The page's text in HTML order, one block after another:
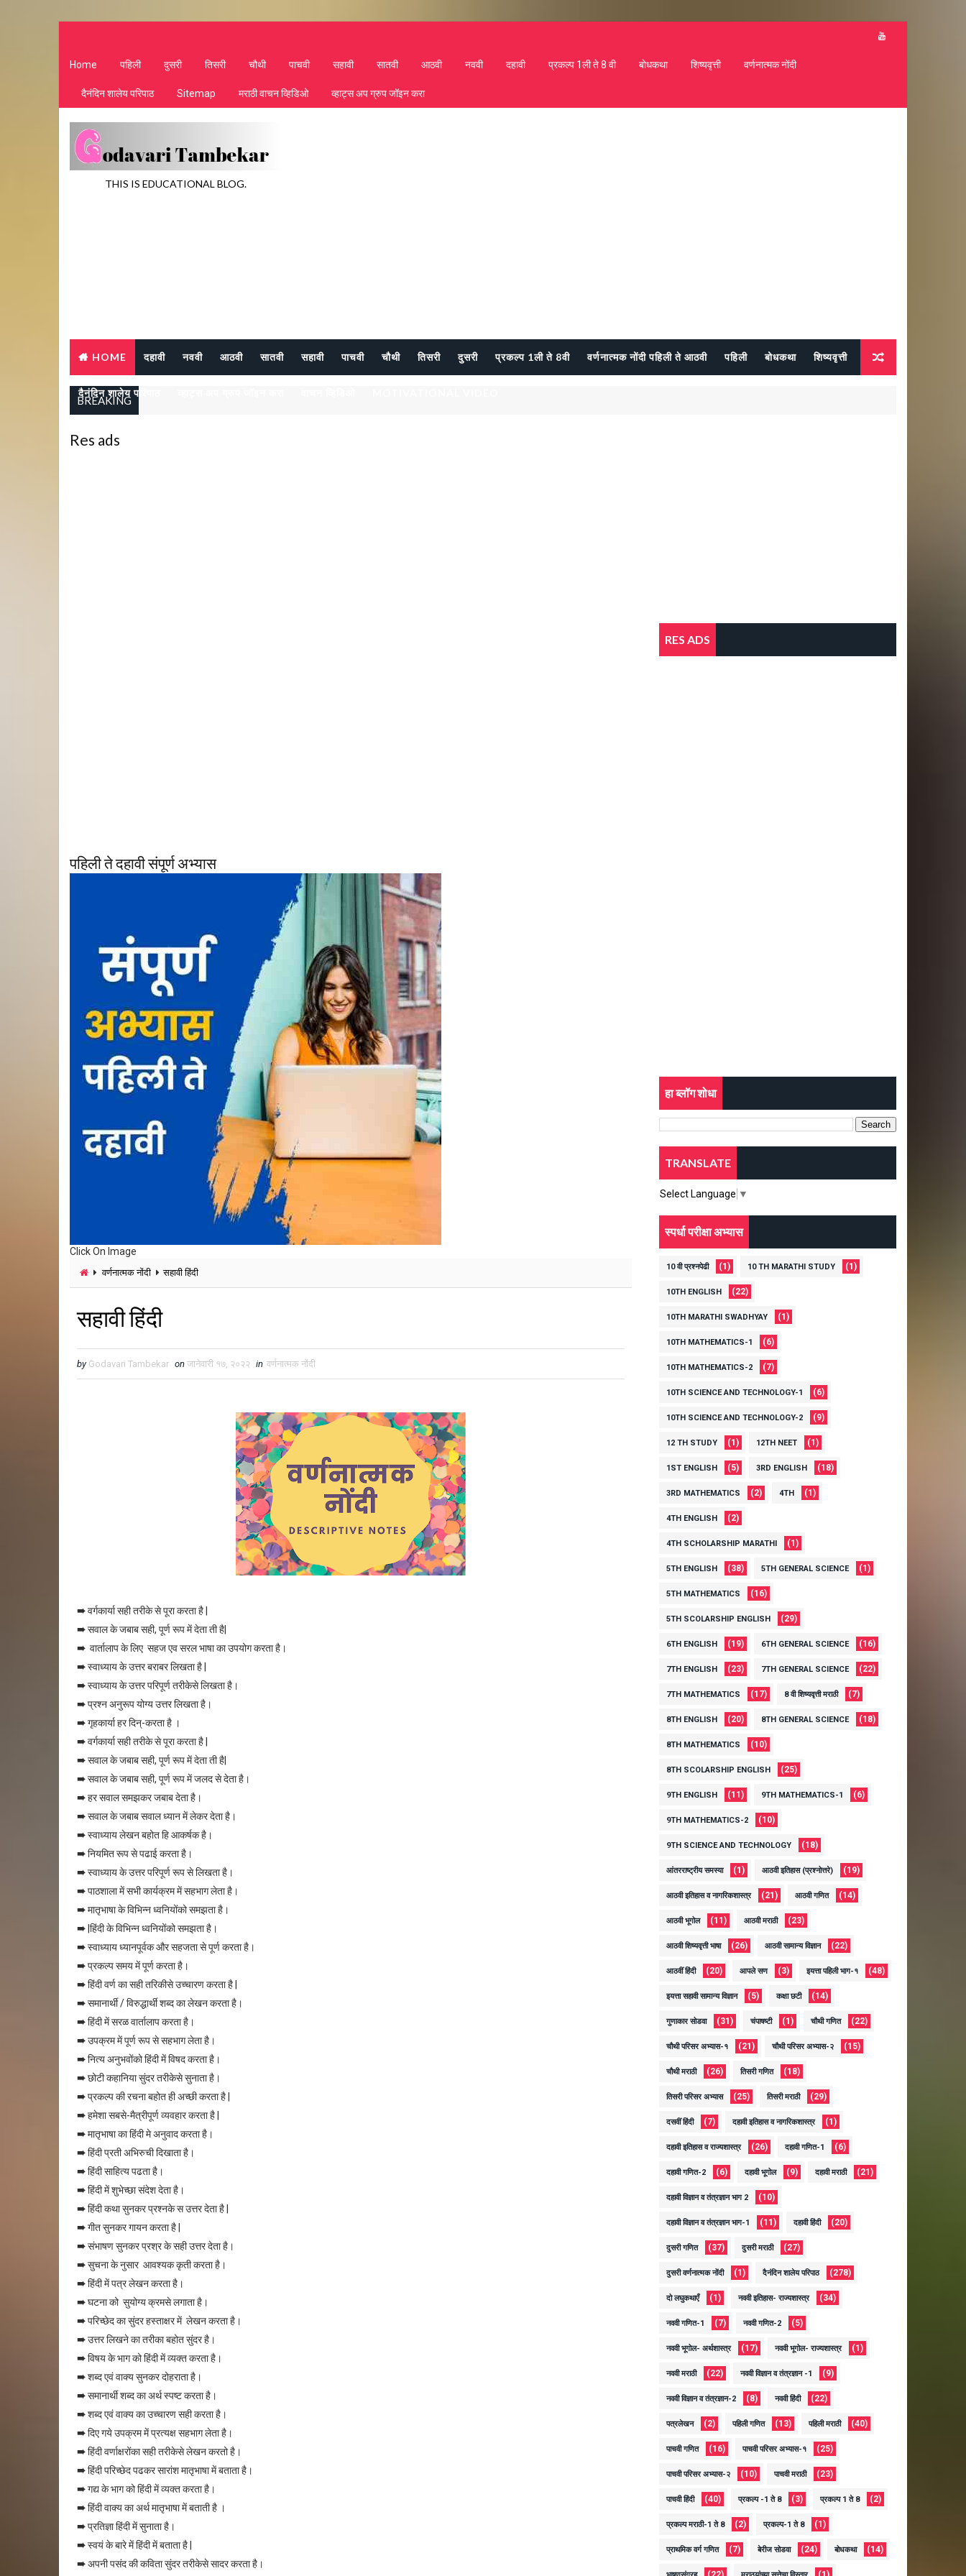
Home पहिली दुसरी तिसरी चौथी पाचवी सहावी सातवी आठवी नववी दहावी प्रकल्प 1ली ते 8 वी बोधकथा शिष्यवृत्ती वर्णनात्मक नोंदी
दैनंदिन शालेय परिपाठ Sitemap मराठी वाचन व्हिडिओ व्हाट्स अप ग्रुप जॉइन करा
THIS IS EDUCATIONAL BLOG.
HOME दहावी नववी आठवी सातवी सहावी पाचवी चौथी तिसरी दुसरी प्रकल्प 1ली ते 8वी वर्णनात्मक नोंदी पहिली ते आठवी पहिली बोधकथा शिष्यवृत्ती
दैनंदिन शालेय परिपाठ
BREAKING
Res ads
पहिली ते दहावी संपूर्ण अभ्यास
Click On Image
वर्णनात्मक नोंदी सहावी हिंदी
सहावी हिंदी
by Godavari Tambekar on जानेवारी १७, २०२२ in वर्णनात्मक नोंदी
➠वर्गकार्या सही तरीके से पूरा करता है |
➠सवाल के जबाब सही, पूर्ण रूप में देता ती है|
➠ वार्तालाप के लिए सहज एव सरल भाषा का उपयोग करता है।
➠स्वाध्याय के उत्तर बराबर लिखता है |
➠स्वाध्याय के उत्तर परिपूर्ण तरीकेसे लिखता है।
➠प्रश्न अनुरूप योग्य उत्तर लिखता है।
➠गृहकार्या हर दिन्-करता है ।
➠वर्गकार्या सही तरीके से पूरा करता है |
➠सवाल के जबाब सही, पूर्ण रूप में देता ती है|
➠सवाल के जबाब सही, पूर्ण रूप में जलद से देता है।
➠हर सवाल समझकर जबाब देता है।
➠सवाल के जबाब सवाल ध्यान में लेकर देता है।
➠स्वाध्याय लेखन बहोत हि आकर्षक है।
➠नियमित रूप से पढाई करता है।
➠स्वाध्याय के उत्तर परिपूर्ण रूप से लिखता है।
➠पाठशाला में सभी कार्यक्रम में सहभाग लेता है।
➠मातृभाषा के विभिन्न ध्वनियोंको समझता है।
➠ |हिंदी के विभिन्न ध्वनियोंको समझता है।
➠स्वाध्याय ध्यानपूर्वक और सहजता से पूर्ण करता है।
➠प्रकल्प समय में पूर्ण करता है।
➠हिंदी वर्ण का सही तरिकीसे उच्चारण करता है |
➠समानार्थी / विरुद्धार्थी शब्द का लेखन करता है।
➠हिंदी में सरळ वार्तालाप करता है।
➠उपक्रम में पूर्ण रूप से सहभाग लेता है।
➠नित्य अनुभवोंको हिंदी में विषद करता है।
➠छोटी कहानिया सुंदर तरीकेसे सुनाता है।
➠प्रकल्प की रचना बहोत ही अच्छी करता है |
➠हमेशा सबसे-मैत्रीपूर्ण व्यवहार करता है |
➠मातृभाषा का हिंदी मे अनुवाद करता है।
➠हिंदी प्रती अभिरुची दिखाता है।
➠हिंदी साहित्य पढता है।
➠हिंदी में शुभेच्छा संदेश देता है।
➠हिंदी कथा सुनकर प्रश्नके स उत्तर देता है |
➠गीत सुनकर गायन करता है |
➠संभाषण सुनकर प्रश्र के सही उत्तर देता है।
➠सुचना के नुसार आवश्यक कृती करता है।
➠हिंदी में पत्र लेखन करता है।
➠घटना को सुयोग्य क्रमसे लगाता है।
➠परिच्छेद का सुंदर हस्ताक्षर में लेखन करता है।
➠उत्तर लिखने का तरीका बहोत सुंदर है।
➠विषय के भाग को हिंदी में व्यक्त करता है।
➠शब्द एवं वाक्य सुनकर दोहराता है।
➠समानार्थी शब्द का अर्थ स्पष्ट करता है।
➠शब्द एवं वाक्य का उच्चारण सही करता है।
➠दिए गये उपक्रम में प्रत्यक्ष सहभाग लेता है।
➠हिंदी वर्णाक्षरोंका सही तरीकेसे लेखन करतो है।
➠हिंदी परिच्छेद पढकर सारांश मातृभाषा में बताता है।
➠गद्य के भाग को हिंदी में व्यक्त करता है।
➠हिंदी वाक्य का अर्थ मातृभाषा में बताती है ।
➠प्रतिज्ञा हिंदी में सुनाता है।
➠स्वयं के बारे में हिंदी में बताता है |
➠अपनी पसंद की कविता सुंदर तरीकेसे सादर करता है।
RES ADS
हा ब्लॉग शोधा
TRANSLATE
Select Language ▼
स्पर्धा परीक्षा अभ्यास
10 वी प्रश्नपेढी (1) 10 TH MARATHI STUDY (1)
10TH ENGLISH (22)
10TH MARATHI SWADHYAY (1)
10TH MATHEMATICS-1 (6)
10TH MATHEMATICS-2 (7)
10TH SCIENCE AND TECHNOLOGY-1 (6)
10TH SCIENCE AND TECHNOLOGY-2 (9)
12 TH STUDY (1) 12TH NEET (1)
1ST ENGLISH (5) 3RD ENGLISH (18)
3RD MATHEMATICS (2) 4TH (1)
4TH ENGLISH (2)
4TH SCHOLARSHIP MARATHI (1)
5TH ENGLISH (38) 5TH GENERAL SCIENCE (1)
5TH MATHEMATICS (16)
5TH SCOLARSHIP ENGLISH (29)
6TH ENGLISH (19) 6TH GENERAL SCIENCE (16)
7TH ENGLISH (23) 7TH GENERAL SCIENCE (22)
7TH MATHEMATICS (17) 8 वी शिष्यवृत्ती मराठी (7)
8TH ENGLISH (20) 8TH GENERAL SCIENCE (18)
8TH MATHEMATICS (10)
8TH SCOLARSHIP ENGLISH (25)
9TH ENGLISH (11) 9TH MATHEMATICS-1 (6)
9TH MATHEMATICS-2 (10)
9TH SCIENCE AND TECHNOLOGY (18)
आंतरराष्ट्रीय समस्या (1) आठवी इतिहास (प्रश्नोत्तरे) (19)
आठवी इतिहास व नागरिकशास्त्र (21) आठवी गणित (14)
आठवी भूगोल (11) आठवी मराठी (23)
आठवी शिष्यवृत्ती भाषा (26) आठवी सामान्य विज्ञान (22)
आठवीं हिंदी (20) आपले सण (3) इयत्ता पहिली भाग-१ (48)
इयत्ता सहावी सामान्य विज्ञान (5) कक्षा छटी (14)
गुणाकार सोडवा (31) चंपाषष्टी (1) चौथी गणित (22)
चौथी परिसर अभ्यास-१ (21) चौथी परिसर अभ्यास-२ (15)
चौथी मराठी (26) तिसरी गणित (18)
तिसरी परिसर अभ्यास (25) तिसरी मराठी (29)
दसवीं हिंदी (7) दहावी इतिहास व नागरिकशास्त्र (1)
दहावी इतिहास व राज्यशास्त्र (26) दहावी गणित-1 (6)
दहावी गणित-2 (6) दहावी भूगोल (9) दहावी मराठी (21)
दहावी विज्ञान व तंत्रज्ञान भाग 2 (10)
दहावी विज्ञान व तंत्रज्ञान भाग-1 (11) दहावी हिंदी (20)
दुसरी गणित (37) दुसरी मराठी (27)
दुसरी वर्णनात्मक नोंदी (1) दैनंदिन शालेय परिपाठ (278)
दो लघुकथाएँ (1) नववी इतिहास- राज्यशास्त्र (34)
नववी गणित-1 (7) नववी गणित-2 (5)
नववी भूगोल- अर्थशास्त्र (17) नववी भूगोल- राज्यशास्त्र (1)
नववी मराठी (22) नववी विज्ञान व तंत्रज्ञान -1 (9)
नववी विज्ञान व तंत्रज्ञान-2 (8) नववी हिंदी (22)
पत्रलेखन (2) पहिली गणित (13) पहिली मराठी (40)
पाचवी गणित (16) पाचवी परिसर अभ्यास-१ (25)
पाचवी परिसर अभ्यास-२ (10) पाचवी मराठी (23)
पाचवी हिंदी (40) प्रकल्प -1 ते 8 (3) प्रकल्प 1 ते 8 (2)
प्रकल्प मराठी-1 ते 8 (2) प्रकल्प-1 ते 8 (1)
प्राथमिक वर्ग गणित (7) बेरीज सोडवा (24) बोधकथा (14)